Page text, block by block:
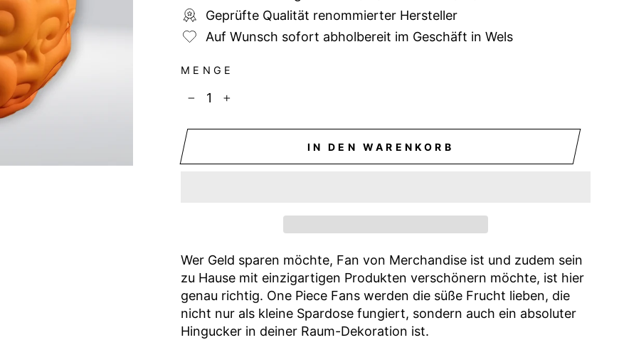
Geprüfte Qualität renommierter Hersteller
Auf Wunsch sofort abholbereit im Geschäft in Wels
MENGE
+
IN DEN WARENKORB
Wer Geld sparen möchte, Fan von Merchandise ist und zudem sein
zu Hause mit einzigartigen Produkten verschönern möchte, ist hier
genau richtig. One Piece Fans werden die süße Frucht lieben, die
nicht nur als kleine Spardose fungiert, sondern auch ein absoluter
Hingucker in deiner Raum-Dekoration ist.